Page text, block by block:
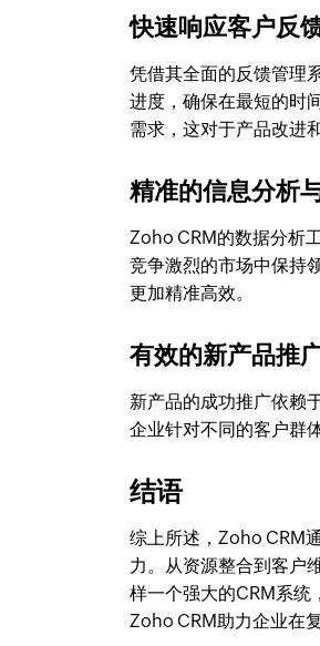
快速响应客户反
凭借其全面的反馈管理
进度，确保在最短的时
需求，这对于产品改进
精准的信息分析
Zoho CRM的数据分析
竞争激烈的市场中保持
更加精准高效。
有效的新产品推
新产品的成功推广依赖
企业针对不同的客户群
结语
综上所述，Zoho CRM
力。从资源整合到客户
样一个强大的CRM系统
Zoho CRM助力企业在